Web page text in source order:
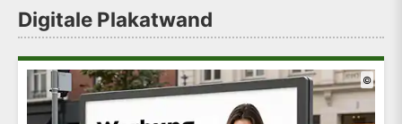
Digitale Plakatwand
©